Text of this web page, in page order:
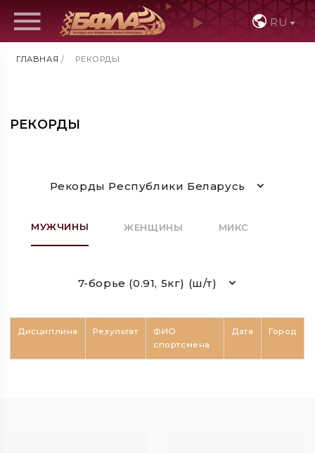
RU
ГЛАВНАЯ / РЕКОРДЫ
РЕКОРДЫ
Рекорды Республики Беларусь
МУЖЧИНЫ ЖЕНЩИНЫ МИКС
7-борье (0.91, 5кг) (ш/т)
Дисциплина Результат
ФИО
спортсмена
Дата Город